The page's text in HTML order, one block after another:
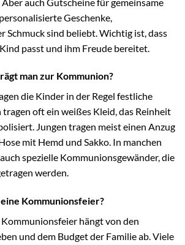
Geschenke,
Schmuck sind beliebt. Wichtig ist, dass
passt und ihm Freude bereitet.
man zur Kommunion?
die Kinder in der Regel festliche
oft ein weißes Kleid, das Reinheit
Jungen tragen meist einen Anzug
mit Hemd und Sakko. In manchen
spezielle Kommunionsgewänder, die
werden.
Kommunionsfeier?
hängt von den
und dem Budget der Familie ab. Viele